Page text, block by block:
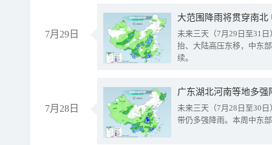
7月29日
大范围降雨将贯穿南
未来三天（7月29日至31
抬、大陆高压东移，中东
续。
7月28日
广东湖北河南等地多
未来三天（7月28日至30
带仍多强降雨。本周中东